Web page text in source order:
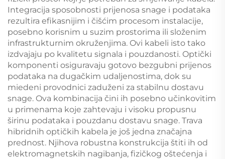
Integracija sposobnosti prijenosa snage i podataka
rezultira efikasnijim i čišćim procesom instalacije,
posebno korisnim u suzim prostorima ili složenim
infrastrukturnim okruženjima. Ovi kabeli isto tako
izdvajaju po kvalitetu signala i pouzdanosti. Optički
komponenti osiguravaju gotovo bezgubni prijenos
podataka na dugačkim udaljenostima, dok su
miedeni provodnici zaduženi za stabilnu dostavu
snage. Ova kombinacija čini ih posebno učinkovitim
u primenama koje zahtevaju i visoku propusnu
širinu podataka i pouzdanu dostavu snage. Trava
hibridnih optičkih kabela je još jedna značajna
prednost. Njihova robustna konstrukcija štiti ih od
elektromagnetskih nagibanja, fizičkog oštećenja i